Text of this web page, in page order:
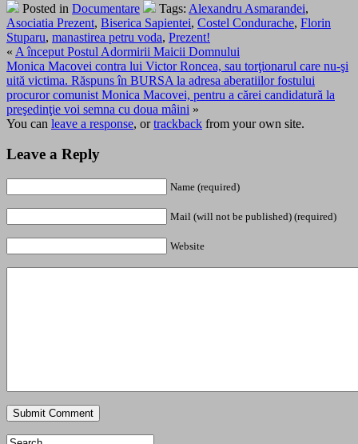
Posted in Documentare Tags: Alexandru Asmarandei,
Asociatia Prezent, Biserica Sapientei, Costel Condurache, Florin
Stuparu, manastirea petru voda, Prezent!
« A început Postul Adormirii Maicii Domnului
Monica Macovei contra lui Victor Roncea, sau torţionarul care nu-şi
uită victima. Răspuns în BURSA la adresa aberatiilor fostului
procuror comunist Monica Macovei, pentru a cărei candidatură la
preşedinţie voi semna cu doua mâini »
You can leave a response, ortrackback from your own site.
Leave a Reply
Name (required)
Mail (will not be published) (required)
Website